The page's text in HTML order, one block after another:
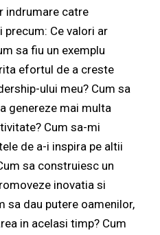
indrumare catre
precum: Ce valori ar
sa fiu un exemplu
efortul de a creste
ului meu? Cum sa
genereze mai multa
Cum sa-mi
de a-i inspira pe altii
sa construiesc un
inovatia si
sa dau putere oamenilor,
in acelasi timp? Cum